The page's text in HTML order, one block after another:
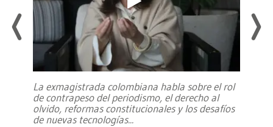
La exmagistrada colombiana habla sobre el rol
de contrapeso del periodismo, el derecho al
olvido, reformas constitucionales y los desafíos
de nuevas tecnologías...